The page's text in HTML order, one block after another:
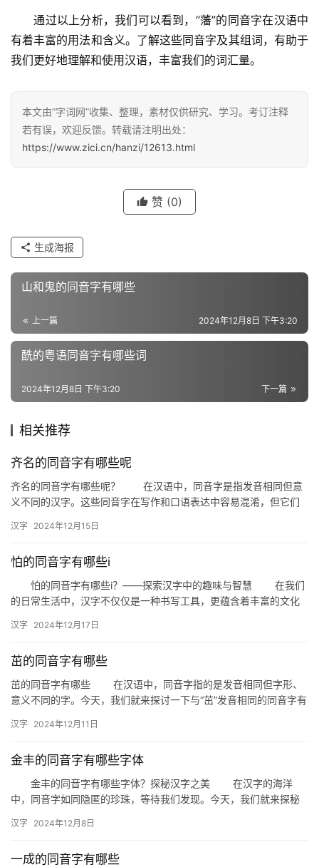
汉
字
反
词
义
词
组
词
音
通过以上分析，我们可以看到，“藩”的同音字在汉语中
有着丰富的用法和含义。了解这些同音字及其组词，有助于
我们更好地理解和使用汉语，丰富我们的词汇量。
本文由“字词网”收集、整理，素材仅供研究、学习。考订注释
若有误，欢迎反馈。转载请注明出处：
https://www.zici.cn/hanzi/12613.html
赞 (0)
生成海报
山和鬼的同音字有哪些
上一篇 2024年12月8日 下午3:20
酰的粤语同音字有哪些词
下一篇
2024年12月8日 下午3:20
相关推荐
齐名的同音字有哪些呢
齐名的同音字有哪些呢？ 在汉语中，同音字是指发音相同但意
义不同的汉字。这些同音字在写作和口语表达中容易混淆，但它们
…
汉字 2024年12月15日
怕的同音字有哪些i
怕的同音字有哪些i？——探索汉字中的趣味与智慧 在我们
的日常生活中，汉字不仅仅是一种书写工具，更蕴含着丰富的文化
汉字 2024年12月17日
茁的同音字有哪些
茁的同音字有哪些 在汉语中，同音字指的是发音相同但字形、
意义不同的字。今天，我们就来探讨一下与“茁”发音相同的同音字有
汉字 2024年12月11日
金丰的同音字有哪些字体
金丰的同音字有哪些字体？探秘汉字之美 在汉字的海洋
中，同音字如同隐匿的珍珠，等待我们发现。今天，我们就来探秘
音…
汉字 2024年12月8日
一成的同音字有哪些